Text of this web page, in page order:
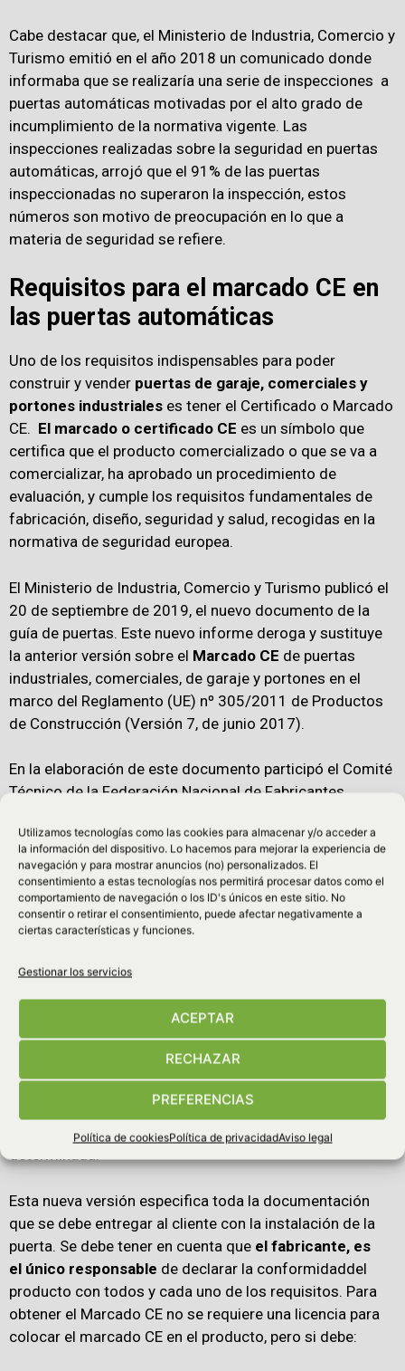
Utilizamos tecnologías como las cookies para almacenar y/o acceder a
la información del dispositivo. Lo hacemos para mejorar la experiencia de
navegación y para mostrar anuncios (no) personalizados. El
consentimiento a estas tecnologías nos permitirá procesar datos como el
comportamiento de navegación o los ID's únicos en este sitio. No
consentir o retirar el consentimiento, puede afectar negativamente a
ciertas características y funciones.
Gestionar los servicios
ACEPTAR
RECHAZAR
PREFERENCIAS
Política de cookiesPolítica de privacidadAviso legal
Cabe destacar que, el Ministerio de Industria, Comercio y
Turismo emitió en el año 2018 un comunicado donde
informaba que se realizaría una serie de inspecciones a
puertas automáticas motivadas por el alto grado de
incumplimiento de la normativa vigente. Las
inspecciones realizadas sobre la seguridad en puertas
automáticas, arrojó que el 91% de las puertas
inspeccionadas no superaron la inspección, estos
números son motivo de preocupación en lo que a
materia de seguridad se refiere.
Requisitos para el marcado CE en
las puertas automáticas
Uno de los requisitos indispensables para poder
construir y vender puertas de garaje, comerciales y
portones industriales es tener el Certificado o Marcado
CE. El marcado o certificado CE es un símbolo que
certifica que el producto comercializado o que se va a
comercializar, ha aprobado un procedimiento de
evaluación, y cumple los requisitos fundamentales de
fabricación, diseño, seguridad y salud, recogidas en la
normativa de seguridad europea.
El Ministerio de Industria, Comercio y Turismo publicó el
20 de septiembre de 2019, el nuevo documento de la
guía de puertas. Este nuevo informe deroga y sustituye
la anterior versión sobre el Marcado CE de puertas
industriales, comerciales, de garaje y portones en el
marco del Reglamento (UE) nº 305/2011 de Productos
de Construcción (Versión 7, de junio 2017).
En la elaboración de este documento participó el Comité
Técnico de la Federación Nacional de Fabricantes,
Automatismos (FIMPA ). El proceso se llevó a cabo bajo
el marco del Reglamento (UE) nº 305/2011 de
Productos de Construcción.
Cabe destacar que esta nueva versión de la guía de
y directivas europeas
CE, lo que permite en el sector conocer todos los
aspectos legales y prácticos para marcar puertas.
Además recaba todas las responsabilidades de los
fabricantes de puertas y el marcado que deben tener las
puertas para poder comercializarse, este marcado es
obligatorio e irá acompañado de una documentación
determinada.
Esta nueva versión especifica toda la documentación
que se debe entregar al cliente con la instalación de la
puerta. Se debe tener en cuenta que el fabricante, es
el único responsable de declarar la conformidaddel
producto con todos y cada uno de los requisitos. Para
obtener el Marcado CE no se requiere una licencia para
colocar el marcado CE en el producto, pero si debe: